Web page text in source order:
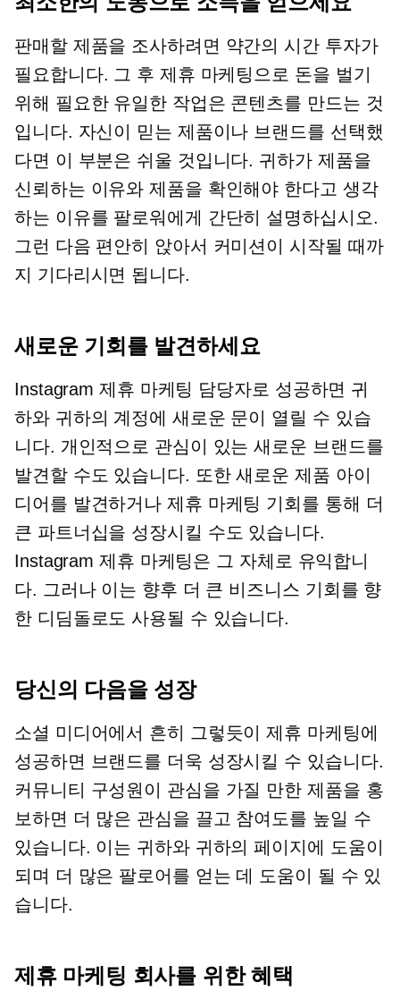
판매할 제품을 조사하려면 약간의 시간 투자가
필요합니다. 그 후 제휴 마케팅으로 돈을 벌기
위해 필요한 유일한 작업은 콘텐츠를 만드는 것
입니다. 자신이 믿는 제품이나 브랜드를 선택했
다면 이 부분은 쉬울 것입니다. 귀하가 제품을
신뢰하는 이유와 제품을 확인해야 한다고 생각
하는 이유를 팔로워에게 간단히 설명하십시오.
그런 다음 편안히 앉아서 커미션이 시작될 때까
지 기다리시면 됩니다.
새로운 기회를 발견하세요
Instagram 제휴 마케팅 담당자로 성공하면 귀
하와 귀하의 계정에 새로운 문이 열릴 수 있습
니다. 개인적으로 관심이 있는 새로운 브랜드를
발견할 수도 있습니다. 또한 새로운 제품 아이
디어를 발견하거나 제휴 마케팅 기회를 통해 더
큰 파트너십을 성장시킬 수도 있습니다.
Instagram 제휴 마케팅은 그 자체로 유익합니
다. 그러나 이는 향후 더 큰 비즈니스 기회를 향
한 디딤돌로도 사용될 수 있습니다.
당신의 다음을 성장
소셜 미디어에서 흔히 그렇듯이 제휴 마케팅에
성공하면 브랜드를 더욱 성장시킬 수 있습니다.
커뮤니티 구성원이 관심을 가질 만한 제품을 홍
보하면 더 많은 관심을 끌고 참여도를 높일 수
있습니다. 이는 귀하와 귀하의 페이지에 도움이
되며 더 많은 팔로어를 얻는 데 도움이 될 수 있
습니다.
제휴 마케팅 회사를 위한 혜택